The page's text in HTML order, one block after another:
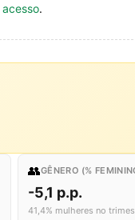
.
👥GÊNERO (%
-5,1 p.p.
41,4% mulheres no